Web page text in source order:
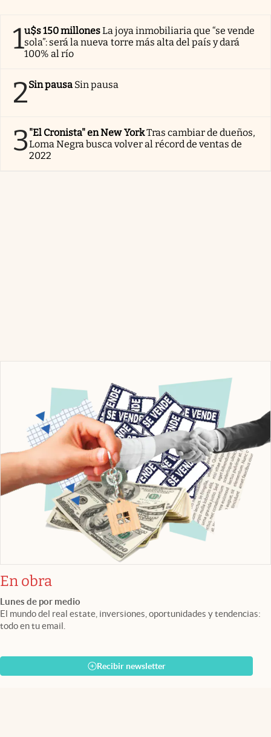
1u$s 150 millonesLa joya inmobiliaria que “se vende
sola”: será la nueva torre más alta del país y dará
100% al río
2Sin pausa Sin pausa
3"El Cronista" en New YorkTras cambiar de dueños,
Loma Negra busca volver al récord de ventas de
2022
En obra
Lunes de por medio
El mundo del real estate, inversiones, oportunidades y tendencias:
todo en tu email.
Recibir newsletter